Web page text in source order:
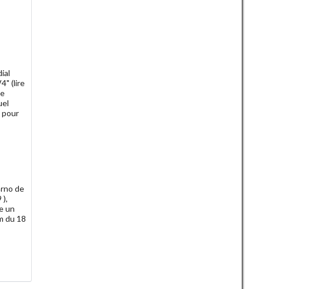
(lire
pour
de
),
un
du 18